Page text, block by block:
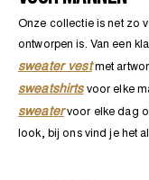
HEREN
Onze collectie is net zo
ontworpen is. Van een
sweater vestmet
sweatshirtsvoor elke
sweatervoor elke dag
look, bij ons vind je het